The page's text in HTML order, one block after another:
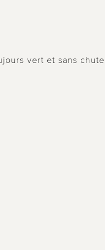
vert et sans